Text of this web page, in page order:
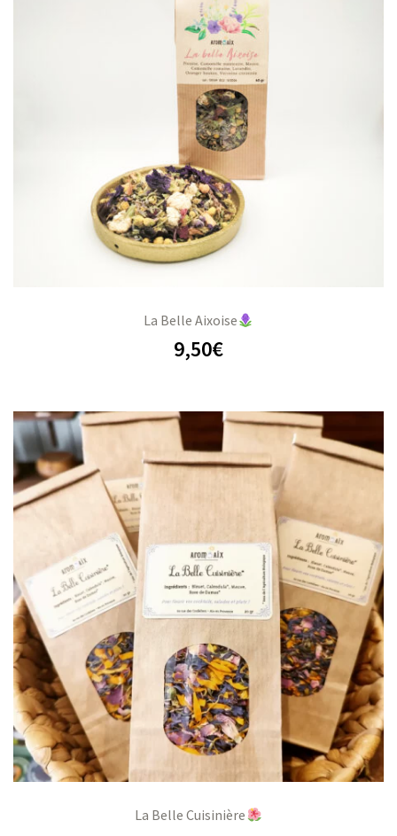
La Belle Aixoise
9,50€
La Belle Cuisinière